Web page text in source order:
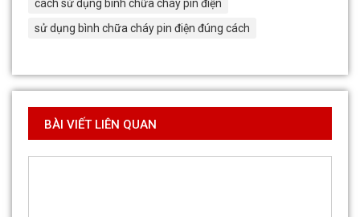
cách sử dụng bình chữa cháy pin điện
sử dụng bình chữa cháy pin điện đúng cách
BÀI VIẾT LIÊN QUAN